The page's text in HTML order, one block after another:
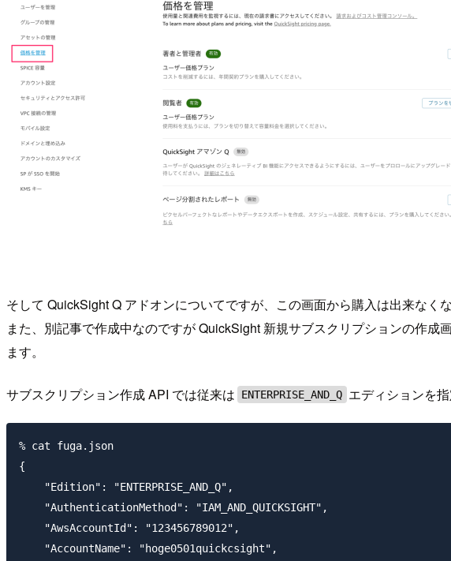
そして QuickSight Q アドオンについてですが、この画面から購入は出来なくな
また、別記事で作成中なのですが QuickSight 新規サブスクリプションの作
ます。
サブスクリプション作成 API では従来は ENTERPRISE_AND_Q エディションを
% cat fuga.json
{
    "Edition": "ENTERPRISE_AND_Q",
    "AuthenticationMethod": "IAM_AND_QUICKSIGHT",
    "AwsAccountId": "123456789012",
    "AccountName": "hoge0501quickcsight",